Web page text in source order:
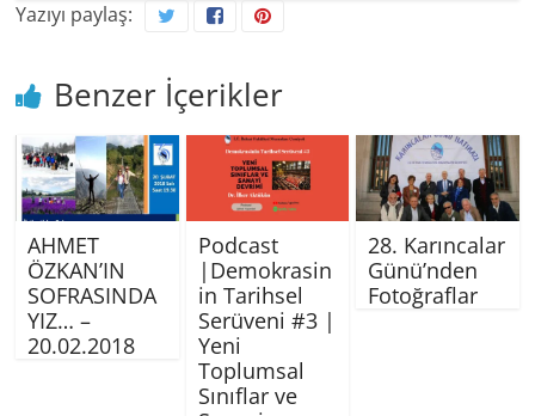
Yazıyı paylaş:
Benzer İçerikler
AHMET
ÖZKAN’IN
SOFRASINDA
YIZ… –
20.02.2018
Podcast
|Demokrasin
in Tarihsel
Serüveni #3 |
Yeni
Toplumsal
Sınıflar ve
28. Karıncalar
Günü’nden
Fotoğraflar